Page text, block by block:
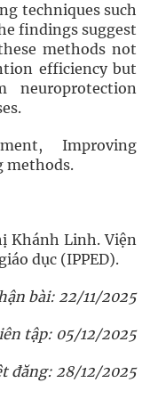
techniques such
findings suggest
methods not
efficiency but
neuroprotection
Improving
methods.
Khánh Linh. Viện
dục (IPPED).
bài: 22/11/2025
tập: 05/12/2025
đăng: 28/12/2025